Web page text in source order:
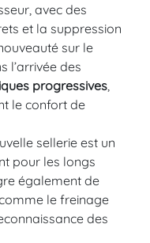
avec des
et la suppression
sur le
l’arrivée des
progressives,
le confort de
sellerie est un
pour les longs
également de
le freinage
des